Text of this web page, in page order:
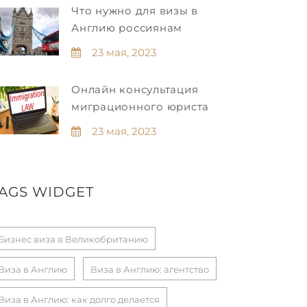
Что нужно для визы в
Англию россиянам
23 мая, 2023
Онлайн консультация
миграционного юриста
23 мая, 2023
WIDGET
виза в Великобританию
в Англию Виза в Англию: агентство
в Англию: как долго делается